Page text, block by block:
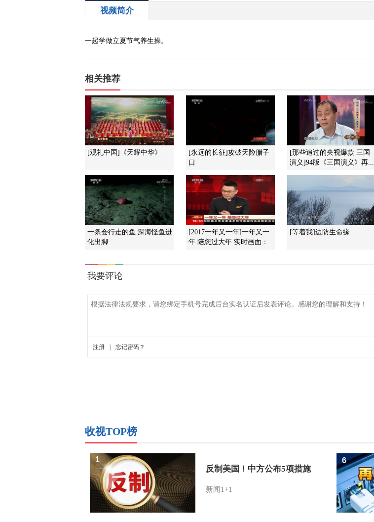
视频简介
一起学做立夏节气养生操。
相关推荐
[观礼中国]《天耀中华》
[永远的长征]攻破天险腊子
口
[那些追过的央视爆款 三国
演义]94版《三国演义》再...
一条会行走的鱼 深海怪鱼进
化出脚
[2017一年又一年]一年又一
年 陪您过大年 实时画面：...
[等着我]边防生命缘
收视TOP榜
反制美国！中方公布5项措施
新闻1+1
1 6